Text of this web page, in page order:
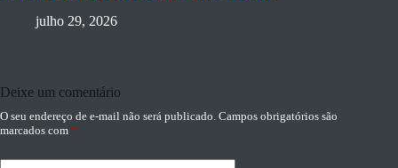
julho 29, 2026
Deixe um comentário
O seu endereço de e-mail não será publicado. Campos obrigatórios são
marcados com *